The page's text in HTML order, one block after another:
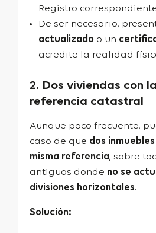
Registro
De ser necesario,
actualizado o un
acredite la realidad
2. Dos viviendas con
referencia catastral
Aunque poco frecuente,
caso de que dos
misma referencia, sobre
antiguos donde no se
divisiones horizontales.
Solución: